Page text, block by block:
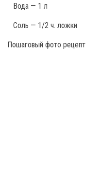
Вода — 1 л
Соль — 1/2 ч. ложки
Пошаговый фото рецепт